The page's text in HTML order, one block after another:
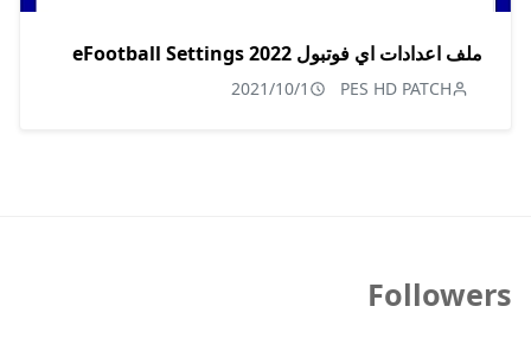
ملف اعدادات اي فوتبول 2022 eFootball Settings
PES HD PATCH
2021/10/1
Followers